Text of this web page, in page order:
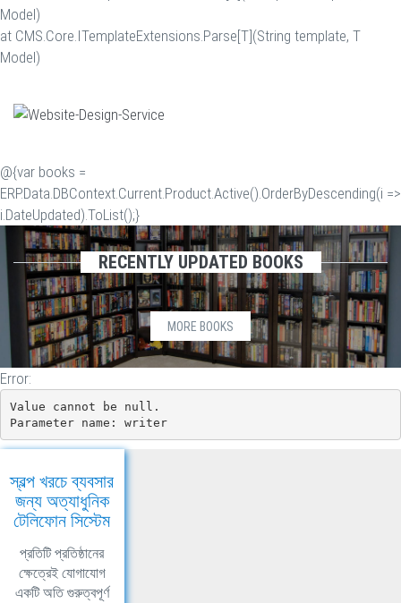
Model)
at CMS.Core.ITemplateExtensions.Parse[T](String template, T
Model)
@{var books =
ERP.Data.DBContext.Current.Product.Active().OrderByDescending(i =>
i.DateUpdated).ToList();}
RECENTLY UPDATED BOOKS
MORE BOOKS
Error:
Value cannot be null.
Parameter name: writer
স্বল্প খরচে ব্যবসার
জন্য অত্যাধুনিক
টেলিফোন সিস্টেম
প্রতিটি প্রতিষ্ঠানের
ক্ষেত্রেই যোগাযোগ
একটি অতি গুরুত্বপূর্ণ